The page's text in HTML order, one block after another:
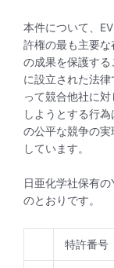
本件について、
許権の最も主要
の成果を保護す
に設立された法
って競合他社に
しようとする行
の公平な競争の
しています。
日亜化学社保有
のとおりです。
特許番号